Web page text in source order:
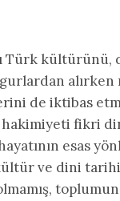
Türk kültürünü,
de iktibas
fikri
esas
ve dini tarihi